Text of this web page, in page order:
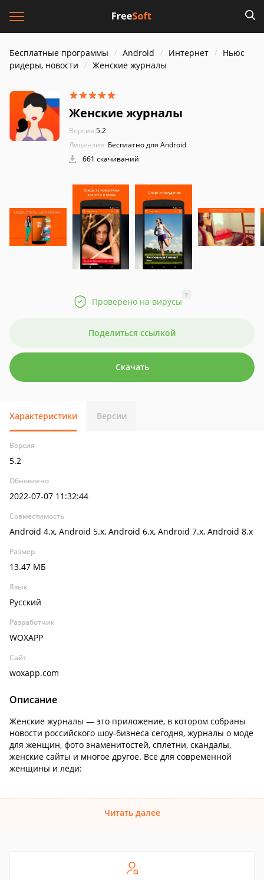
Бесплатные программы Android Интернет
Ньюс
ридеры, новости
Женские журналы
Женские журналы
Версия:5.2
Лицензия: Бесплатно для Android
661 скачиваний
Проверено на вирусы
?
Поделиться ссылкой
Скачать
Характеристики Версии
Версия
5.2
Обновлено
2022-07-07 11:32:44
Совместимость
Android 4.x, Android 5.x, Android 6.x, Android 7.x, Android 8.x
Размер
13.47 МБ
Язык
Русский
Разработчик
WOXAPP
Сайт
woxapp.com
Описание
Женские журналы — это приложение, в котором собраны
новости российского шоу-бизнеса сегодня, журналы о моде
для женщин, фото знаменитостей, сплетни, скандалы,
женские сайты и многое другое. Все для современной
женщины и леди:
Читать далее